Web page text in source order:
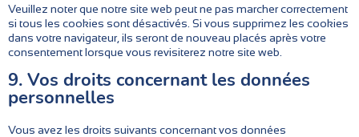
Veuillez noter que notre site web peut ne pas marcher correctement
si tous les cookies sont désactivés. Si vous supprimez les cookies
dans votre navigateur, ils seront de nouveau placés après votre
consentement lorsque vous revisiterez notre site web.
9. Vos droits concernant les données
personnelles
Vous avez les droits suivants concernant vos données